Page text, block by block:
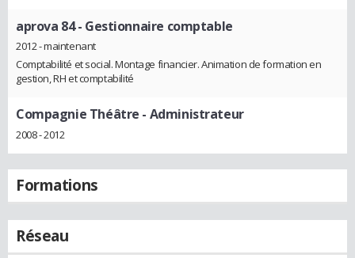
aprova 84- Gestionnaire comptable
2012 - maintenant
Comptabilité et social. Montage financier. Animation de formation en
gestion, RH et comptabilité
Compagnie Théâtre - Administrateur
2008 - 2012
Formations
Réseau